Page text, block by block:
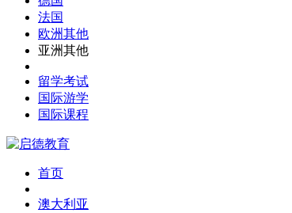
法国
欧洲其他
亚洲其他
留学考试
国际游学
国际课程
首页
澳大利亚